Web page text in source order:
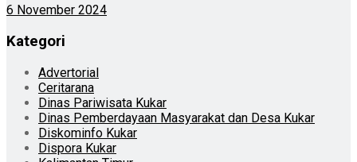
6 November 2024
Kategori
Advertorial
Ceritarana
Dinas Pariwisata Kukar
Dinas Pemberdayaan Masyarakat dan Desa Kukar
Diskominfo Kukar
Dispora Kukar